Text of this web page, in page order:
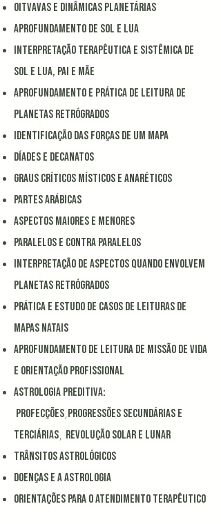
OITVAVAS E DINÂMICAS PLANETÁRIAS
APROFUNDAMENTO De sol e LUA
interpretação terapêutica e sistêmica de
Sol e Lua, pai e mãe
APROFUNDAMENTO e prática de leitura de
PLANETAS RETRÓGRADOS
identificação das forças de um mapa
DÍADES E DECANATOS
GRAUS CRÍTICOS MÍSTICOS E ANARÉTICOS
PARTES ARÁBICAS
ASPECTOS MAIORES E MENORES
paralelos e contra paralelos
INTERPRETAÇÃO DE ASPECTOS QUANDO ENVOLVEM
PLANETAS RETRÓGRADOS
prática e estudo de casos de leituras de
mapas natais
aprofundamento de leitura de missão de vida
e orientação profissional
Astrologia preditiva:
PROFECÇÕES,PROGRESSÕES SECUNDÁRIAS E
TERCIÁRIAS, REVOLUÇÃO SOLAR E LUNAR
TRÂNSITOS ASTROLÓGICOS
DOENÇAS E a ASTROLOGIA
orientações para o atendimento terapêutico